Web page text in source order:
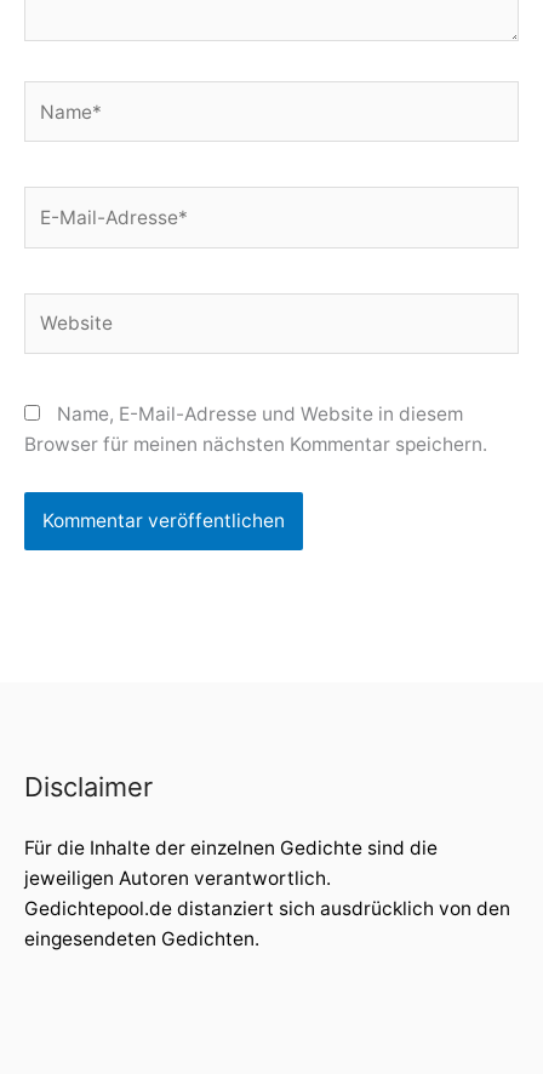
Mail-
Name, E-Mail-Adresse und Website in diesem
Browser für meinen nächsten Kommentar speichern.
Disclaimer
Für die Inhalte der einzelnen Gedichte sind die
jeweiligen Autoren verantwortlich.
Gedichtepool.de distanziert sich ausdrücklich von den
eingesendeten Gedichten.